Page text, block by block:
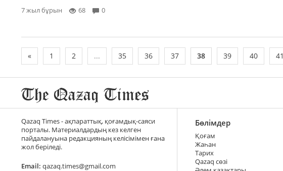
7 жыл бұрын 68 0
« 1 2 ... 35 36 37 38 39 40 41
Qazaq Times - ақпараттық, қоғамдық-саяси
порталы. Материалдардың кез келген
пайдалануына редакцияның келісімімен ғана
жол беріледі.
Email: qazaq.times@gmail.com
Бөлімдер
Қоғам
Жаһан
Тарих
Qazaq сөзі